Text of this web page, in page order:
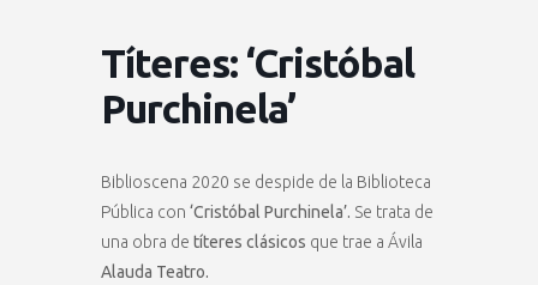
Títeres: ‘Cristóbal
Purchinela’
Biblioscena 2020 se despide de la Biblioteca
Pública con ‘Cristóbal Purchinela’. Se trata de
una obra de títeres clásicos que trae a Ávila
Alauda Teatro.